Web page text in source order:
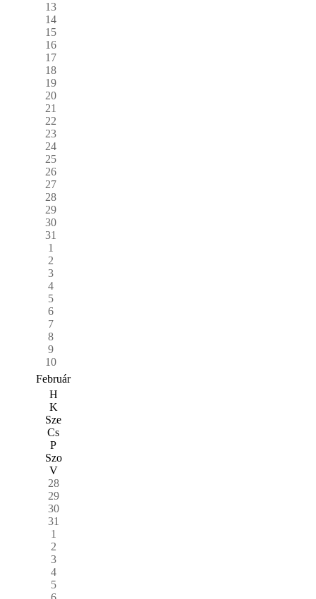
13
14
15
16
17
18
19
20
21
22
23
24
25
26
27
28
29
30
31
1
2
3
4
5
6
7
8
9
10
Február
H
K
Sze
Cs
P
Szo
V
28
29
30
31
1
2
3
4
5